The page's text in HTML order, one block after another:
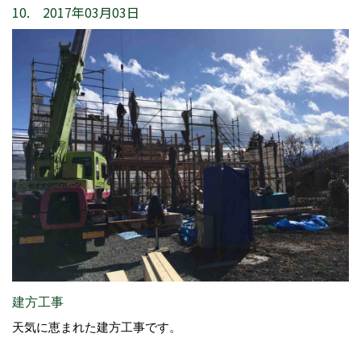
10. 2017年03月03日
建方工事
天気に恵まれた建方工事です。